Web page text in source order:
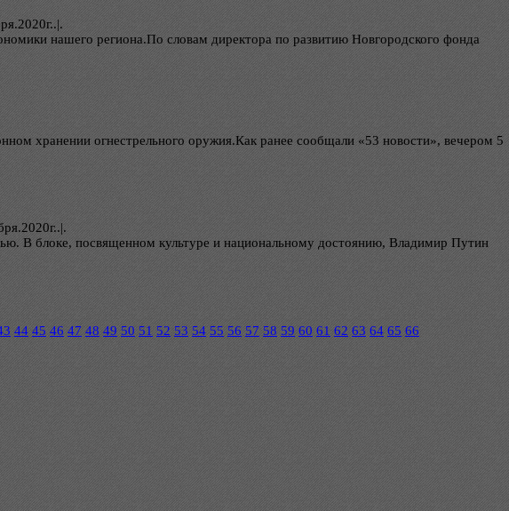
нашего региона.По словам директора по развитию Новгородского фонда
хранении огнестрельного оружия.Как ранее сообщали «53 новости», вечером 5
В блоке, посвященном культуре и национальному достоянию, Владимир Путин
44 45 46 47 48 49 50 51 52 53 54 55 56 57 58 59 60 61 62 63 64 65 66